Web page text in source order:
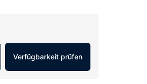
Verfügbarkeit prüfen